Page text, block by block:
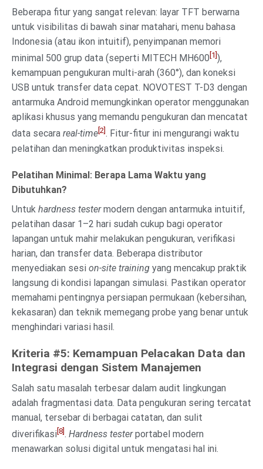
Beberapa fitur yang sangat relevan: layar TFT berwarna
untuk visibilitas di bawah sinar matahari, menu bahasa
Indonesia (atau ikon intuitif), penyimpanan memori
minimal 500 grup data (seperti MITECH MH600 [1] ),
kemampuan pengukuran multi-arah (360°), dan koneksi
USB untuk transfer data cepat. NOVOTEST T-D3 dengan
antarmuka Android memungkinkan operator menggunakan
aplikasi khusus yang memandu pengukuran dan mencatat
data secara real-time [2] . Fitur-fitur ini mengurangi waktu
pelatihan dan meningkatkan produktivitas inspeksi.
Pelatihan Minimal: Berapa Lama Waktu yang
Dibutuhkan?
Untuk hardness testermodern dengan antarmuka intuitif,
pelatihan dasar 1–2 hari sudah cukup bagi operator
lapangan untuk mahir melakukan pengukuran, verifikasi
harian, dan transfer data. Beberapa distributor
menyediakan sesi on-site training yang mencakup praktik
langsung di kondisi lapangan simulasi. Pastikan operator
memahami pentingnya persiapan permukaan (kebersihan,
kekasaran) dan teknik memegang probe yang benar untuk
menghindari variasi hasil.
Kriteria #5: Kemampuan Pelacakan Data dan
Integrasi dengan Sistem Manajemen
Salah satu masalah terbesar dalam audit lingkungan
adalah fragmentasi data. Data pengukuran sering tercatat
manual, tersebar di berbagai catatan, dan sulit
diverifikasi [8] . Hardness testerportabel modern
menawarkan solusi digital untuk mengatasi hal ini.